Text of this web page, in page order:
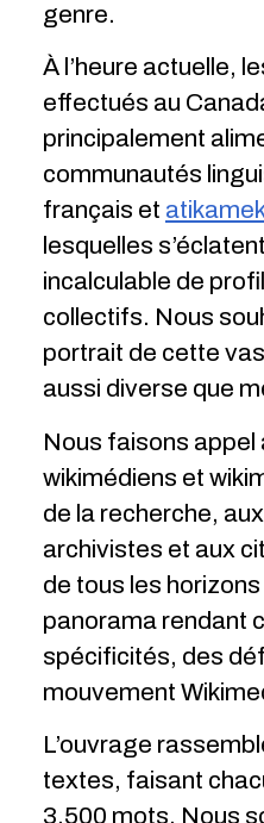
genre.
À l’heure actuelle,
effectués au
principalement
communautés
français et
lesquelles
incalculable de
collectifs. Nous
portrait de cette
aussi diverse que
Nous faisons appel
wikimédiens et
de la recherche,
archivistes et aux
de tous les
panorama rendant
spécificités, des
mouvement
L’ouvrage
textes, faisant
3,500 mots. Nous